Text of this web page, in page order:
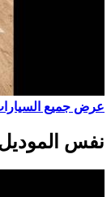
عرض جميع
نفس